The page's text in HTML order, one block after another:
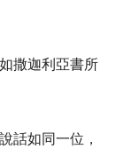
撒迦利亞書所
話如同一位，